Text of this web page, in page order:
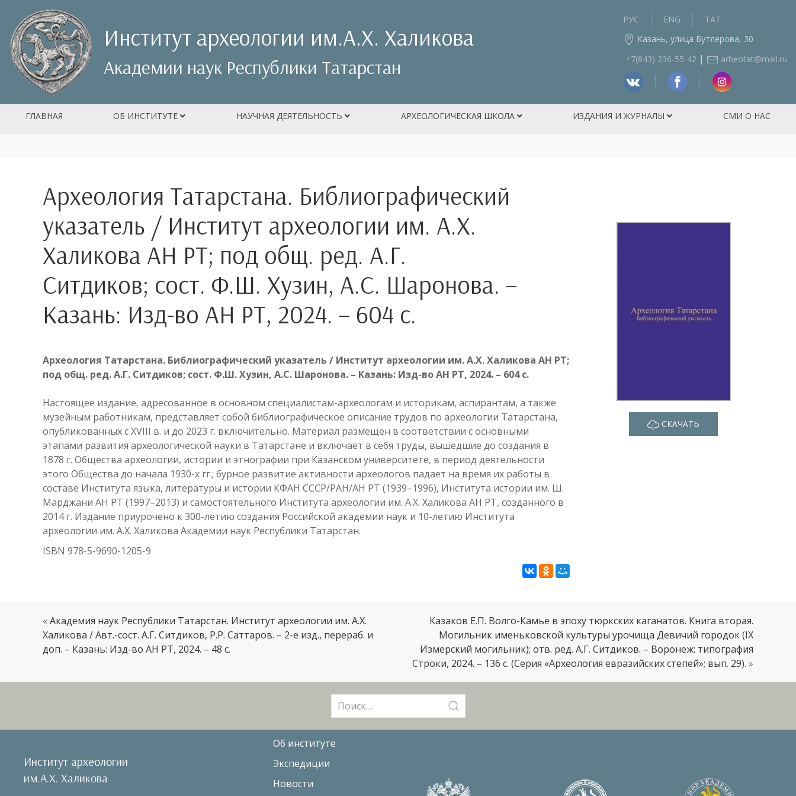
Институт археологии им.А.Х. Халикова
Академии наук Республики Татарстан
РУС ENG
ТАТ
Казань, улица Бутлерова, 30
+7(843) 236‑55-42 | arheotat@mail.ru
ГЛАВНАЯ ОБ ИНСТИТУТЕ НАУЧНАЯ ДЕЯТЕЛЬНОСТЬ АРХЕОЛОГИЧЕСКАЯ ШКОЛА ИЗДАНИЯ И ЖУРНАЛЫ СМИ О НАС
Археология Татарстана. Библиографический
указатель / Институт археологии им. А.Х.
Халикова АН РТ; под общ. ред. А.Г.
Ситдиков; сост. Ф.Ш. Хузин, А.С. Шаронова. –
Казань: Изд-во АН РТ, 2024. – 604 с.
Археология Татарстана. Библиографический указатель / Институт археологии им. А.Х. Халикова АН РТ;
под общ. ред. А.Г. Ситдиков; сост. Ф.Ш. Хузин, А.С. Шаронова. – Казань: Изд-во АН РТ, 2024. – 604 с.
Настоящее издание, адресованное в основном специалистам-археологам и историкам, аспирантам, а также
музейным работникам, представляет собой библиографическое описание трудов по археологии Татарстана,
опубликованных с XVIII в. и до 2023 г. включительно. Материал размещен в соответствии с основными
этапами развития археологической науки в Татарстане и включает в себя труды, вышедшие до создания в
1878 г. Общества археологии, истории и этнографии при Казанском университете, в период деятельности
этого Общества до начала 1930-х гг.; бурное развитие активности археологов падает на время их работы в
составе Института языка, литературы и истории КФАН СССР/РАН/АН РТ (1939–1996), Института истории им. Ш.
Марджани АН РТ (1997–2013) и самостоятельного Института археологии им. А.Х. Халикова АН РТ, созданного в
2014 г. Издание приурочено к 300-летию создания Российской академии наук и 10-летию Института
археологии им. А.Х. Халикова Академии наук Республики Татарстан.
ISBN 978-5-9690-1205-9
СКАЧАТЬ
«Академия наук Республики Татарстан. Институт археологии им. А.Х.
Халикова / Авт.-сост. А.Г. Ситдиков, Р.Р. Саттаров. – 2-е изд., перераб. и
доп. – Казань: Изд-во АН РТ, 2024. – 48 с.
Казаков Е.П. Волго-Камье в эпоху тюркских каганатов. Книга вторая.
Могильник именьковской культуры урочища Девичий городок (IX
Измерский могильник); отв. ред. А.Г. Ситдиков. – Воронеж: типография
Строки, 2024. – 136 с. (Серия «Археология евразийских степей»; вып. 29). »
Институт археологии
им.А.Х. Халикова
Об институте
Экспедиции
Новости